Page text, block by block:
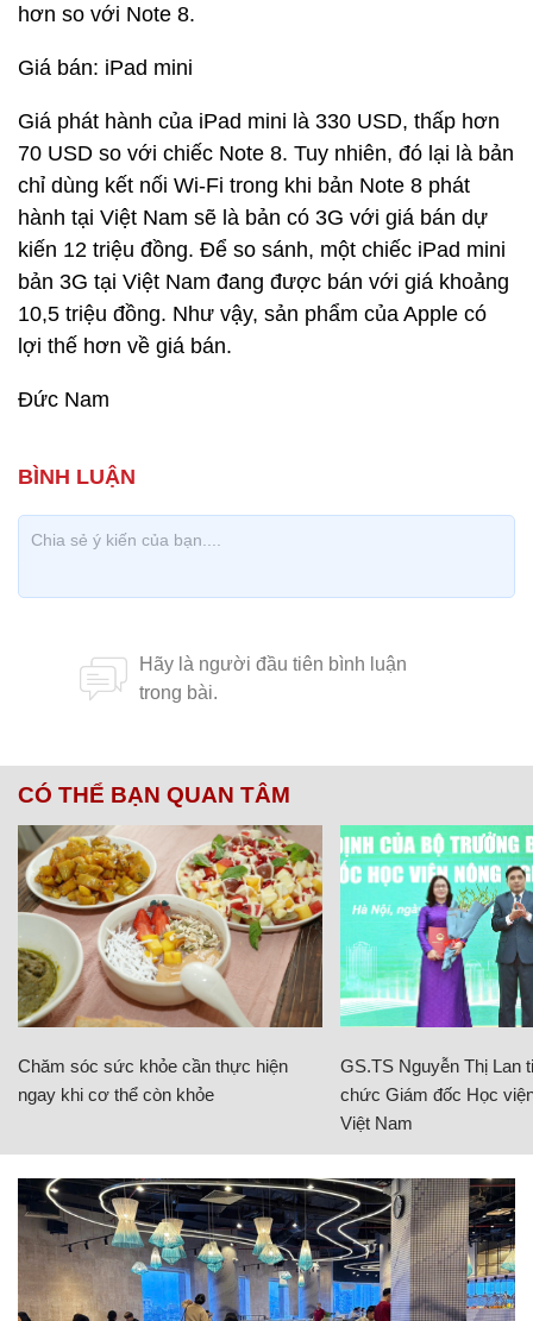
hơn so với Note 8.
Giá bán: iPad mini
Giá phát hành của iPad mini là 330 USD, thấp hơn
70 USD so với chiếc Note 8. Tuy nhiên, đó lại là bản
chỉ dùng kết nối Wi-Fi trong khi bản Note 8 phát
hành tại Việt Nam sẽ là bản có 3G với giá bán dự
kiến 12 triệu đồng. Để so sánh, một chiếc iPad mini
bản 3G tại Việt Nam đang được bán với giá khoảng
10,5 triệu đồng. Như vậy, sản phẩm của Apple có
lợi thế hơn về giá bán.
Đức Nam
CÓ THỂ BẠN QUAN TÂM
Chăm sóc sức khỏe cần thực hiện
ngay khi cơ thể còn khỏe
GS.TS Nguyễn Thị Lan
chức Giám đốc Học
Việt Nam